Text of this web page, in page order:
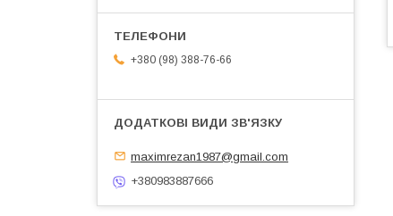
+380 (98) 388-76-66
maximrezan1987@gmail.com
+380983887666